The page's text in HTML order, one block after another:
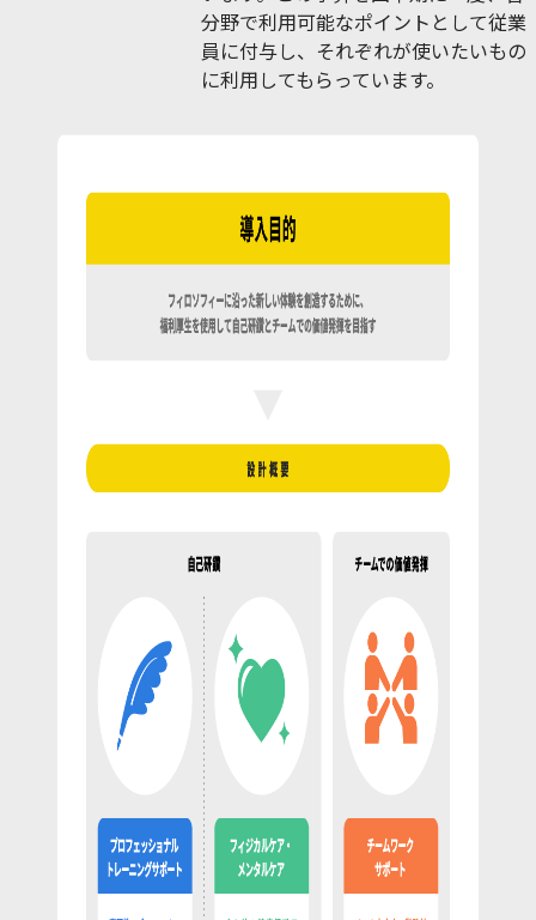
分野で利用可能なポイントとして従業
員に付与し、それぞれが使いたいもの
に利用してもらっています。